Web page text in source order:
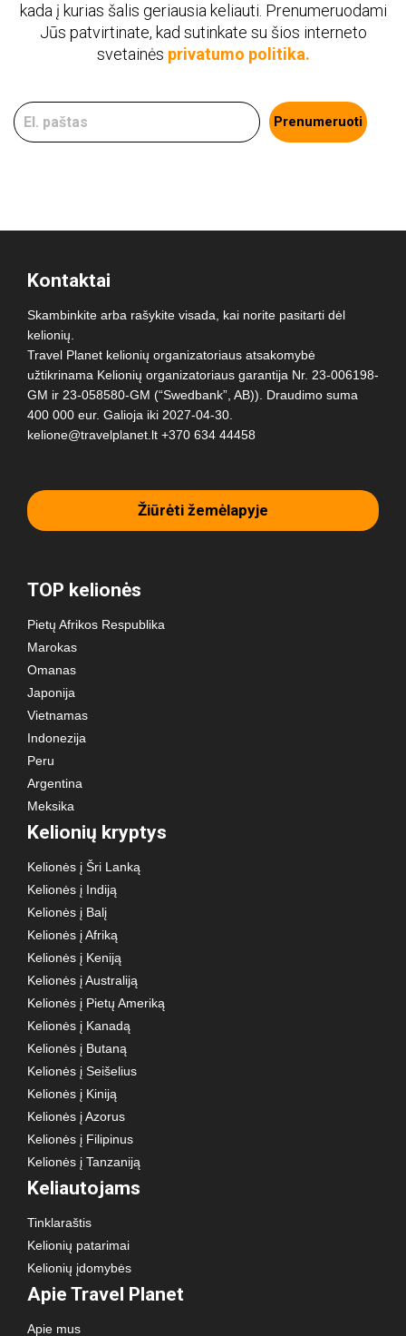
kada į kurias šalis geriausia keliauti. Prenumeruodami
Jūs patvirtinate, kad sutinkate su šios interneto
svetainės privatumo politika.
Prenumeruoti
Kontaktai
Skambinkite arba rašykite visada, kai norite pasitarti dėl
kelionių.
Travel Planet kelionių organizatoriaus atsakomybė
užtikrinama Kelionių organizatoriaus garantija Nr. 23-006198-
GM ir 23-058580-GM (“Swedbank”, AB)). Draudimo suma
400 000 eur. Galioja iki 2027-04-30.
kelione@travelplanet.lt +370 634 44458
Žiūrėti žemėlapyje
TOP kelionės
Pietų Afrikos Respublika
Marokas
Omanas
Japonija
Vietnamas
Indonezija
Peru
Argentina
Meksika
Kelionių kryptys
Kelionės į Šri Lanką
Kelionės į Indiją
Kelionės į Balį
Kelionės į Afriką
Kelionės į Keniją
Kelionės į Australiją
Kelionės į Pietų Ameriką
Kelionės į Kanadą
Kelionės į Butaną
Kelionės į Seišelius
Kelionės į Kiniją
Kelionės į Azorus
Kelionės į Filipinus
Kelionės į Tanzaniją
Keliautojams
Tinklaraštis
Kelionių patarimai
Kelionių įdomybės
Apie Travel Planet
Apie mus